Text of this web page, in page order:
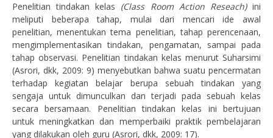
Penelitian tindakan kelas (Class Room Action Reseach)ini
meliputi beberapa tahap, mulai dari mencari ide awal
penelitian, menentukan tema penelitian, tahap perencenaan,
mengimplementasikan tindakan, pengamatan, sampai pada
tahap observasi. Penelitian tindakan kelas menurut Suharsimi
(Asrori, dkk, 2009: 9) menyebutkan bahwa suatu pencermatan
terhadap kegiatan belajar berupa sebuah tindakan yang
sengaja untuk dimunculkan dan terjadi pada sebuah kelas
secara bersamaan. Penelitian tindakan kelas ini bertujuan
untuk meningkatkan dan memperbaiki praktik pembelajaran
yang dilakukan oleh guru (Asrori, dkk, 2009: 17).